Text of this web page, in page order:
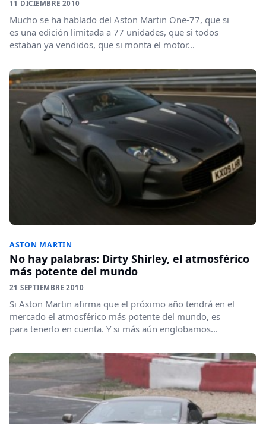
11 DICIEMBRE 2010
Mucho se ha hablado del Aston Martin One-77, que si
es una edición limitada a 77 unidades, que si todos
estaban ya vendidos, que si monta el motor...
ASTON MARTIN
No hay palabras: Dirty Shirley, el atmosférico
más potente del mundo
21 SEPTIEMBRE 2010
Si Aston Martin afirma que el próximo año tendrá en el
mercado el atmosférico más potente del mundo, es
para tenerlo en cuenta. Y si más aún englobamos...